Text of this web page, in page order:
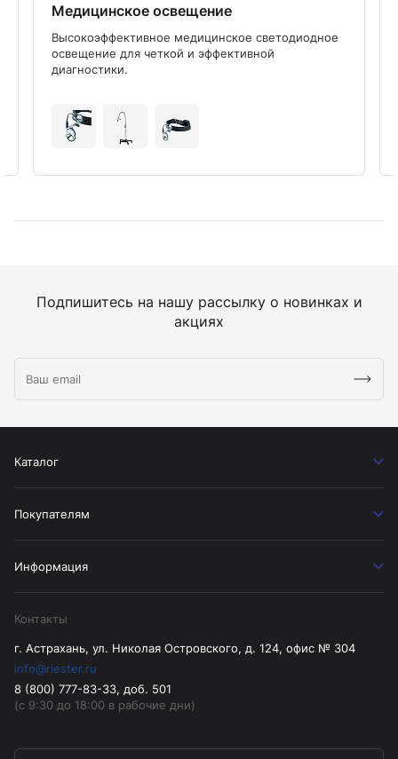
Медицинское освещение
Высокоэффективное медицинское светодиодное
освещение для четкой и эффективной
диагностики.
Подпишитесь на нашу рассылку о новинках и
акциях
Каталог
Покупателям
Информация
Контакты
г. Астрахань, ул. Николая Островского, д. 124, офис № 304
info@riester.ru
8 (800) 777-83-33, доб. 501
(с 9:30 до 18:00 в рабочие дни)